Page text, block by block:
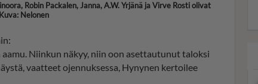
Robin Packalen, Janna, A.W. Yrjänä ja Virve Rosti olivat
Nelonen
Niinkun näkyy, niin oon asettautunut taloksi
vaatteet ojennuksessa, Hynynen kertoilee